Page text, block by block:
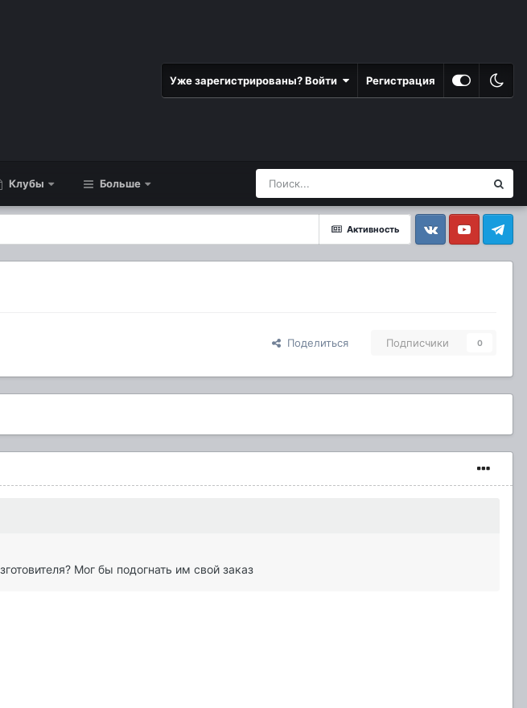
Уже зарегистрированы? Войти Регистрация
Клубы Больше
Активность
VkontakteYouTube Telegram
Поделиться Подписчики 0
Мог бы подогнать им свой заказ